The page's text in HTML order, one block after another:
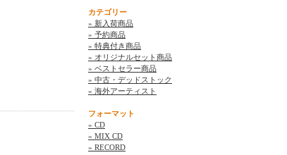
カテゴリー
» 新入荷商品
» 予約商品
» 特典付き商品
» オリジナルセット商品
» ベストセラー商品
» 中古・デッドストック
» 海外アーティスト
フォーマット
» CD
» MIX CD
» RECORD